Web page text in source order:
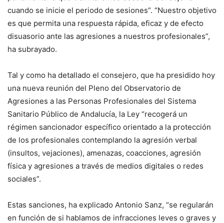
cuando se inicie el periodo de sesiones”. “Nuestro objetivo
es que permita una respuesta rápida, eficaz y de efecto
disuasorio ante las agresiones a nuestros profesionales”,
ha subrayado.
Tal y como ha detallado el consejero, que ha presidido hoy
una nueva reunión del Pleno del Observatorio de
Agresiones a las Personas Profesionales del Sistema
Sanitario Público de Andalucía, la Ley “recogerá un
régimen sancionador específico orientado a la protección
de los profesionales contemplando la agresión verbal
(insultos, vejaciones), amenazas, coacciones, agresión
física y agresiones a través de medios digitales o redes
sociales”.
Estas sanciones, ha explicado Antonio Sanz, “se regularán
en función de si hablamos de infracciones leves o graves y